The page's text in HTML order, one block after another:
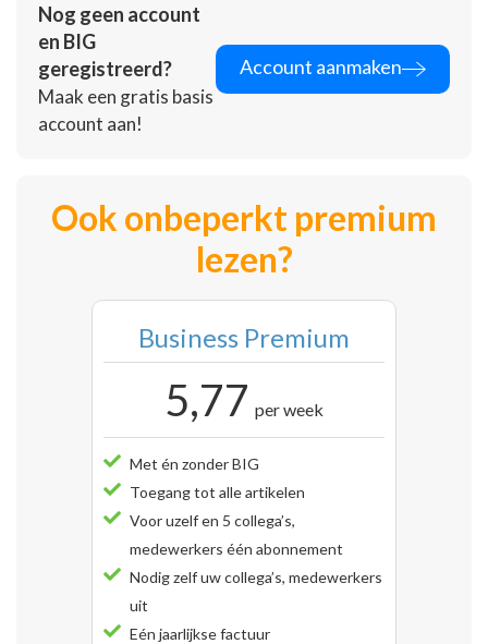
Nog geen account
en BIG
geregistreerd?
Maak een gratis basis
account aan!
Account aanmaken
Ook onbeperkt premium
lezen?
Business Premium
5,77 per week
Met én zonder BIG
Toegang tot alle artikelen
Voor uzelf en 5 collega’s,
medewerkers één abonnement
Nodig zelf uw collega’s, medewerkers
uit
Eén jaarlijkse factuur